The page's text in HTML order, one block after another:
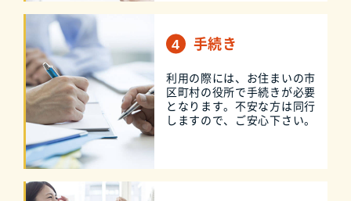
手続き
利用の際には、お住まいの市
区町村の役所で手続きが必要
となります。不安な方は同行
しますので、ご安心下さい。